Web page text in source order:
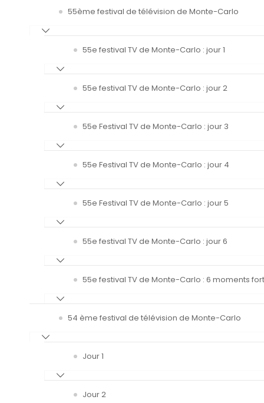
55ème festival de télévision de Monte-Carlo
55e festival TV de Monte-Carlo : jour 1
55e festival TV de Monte-Carlo : jour 2
55e Festival TV de Monte-Carlo : jour 3
55e Festival TV de Monte-Carlo : jour 4
55e Festival TV de Monte-Carlo : jour 5
55e festival TV de Monte-Carlo : jour 6
55e festival TV de Monte-Carlo : 6 moments
54 ème festival de télévision de Monte-Carlo
Jour 1
Jour 2